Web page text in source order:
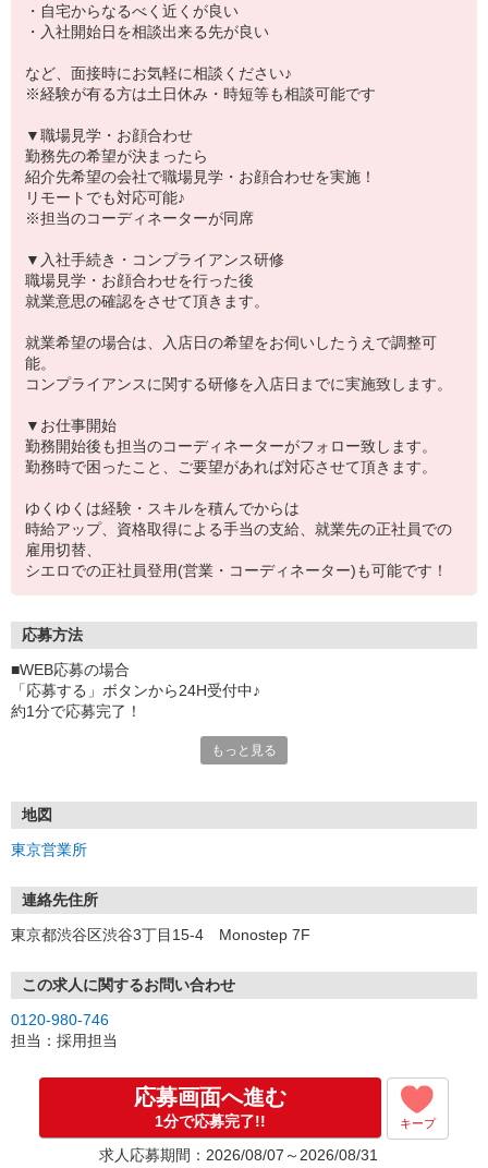
・自宅からなるべく近くが良い
・入社開始日を相談出来る先が良い
など、面接時にお気軽に相談ください♪
※経験が有る方は土日休み・時短等も相談可能です
▼職場見学・お顔合わせ
勤務先の希望が決まったら
紹介先希望の会社で職場見学・お顔合わせを実施！
リモートでも対応可能♪
※担当のコーディネーターが同席
▼入社手続き・コンプライアンス研修
職場見学・お顔合わせを行った後
就業意思の確認をさせて頂きます。
就業希望の場合は、入店日の希望をお伺いしたうえで調整可
能。
コンプライアンスに関する研修を入店日までに実施致します。
▼お仕事開始
勤務開始後も担当のコーディネーターがフォロー致します。
勤務時で困ったこと、ご要望があれば対応させて頂きます。
ゆくゆくは経験・スキルを積んでからは
時給アップ、資格取得による手当の支給、就業先の正社員での
雇用切替、
シエロでの正社員登用(営業・コーディネーター)も可能です！
応募方法
■WEB応募の場合
「応募する」ボタンから24H受付中♪
約1分で応募完了！
①応募から3営業日を目安に、メールorお電話でご連絡します。
★スマホでWEB面接（LINEなど）・出張面接・事務所面接と選べま
す
③面接実施（履歴書不要）
※ご希望があれば、職場見学の調整もOKです！
お気軽にご応募ください♪
もっと見る
地図
東京営業所
連絡先住所
東京都渋谷区渋谷3丁目15-4 Monostep 7F
この求人に関するお問い合わせ
0120-980-746
担当：採用担当
応募画面へ進む
1分で応募完了!! キープ
求人応募期間：2026/08/07～2026/08/31